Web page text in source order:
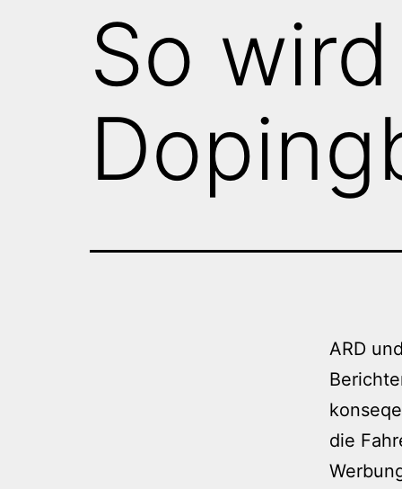
So
ARD
die